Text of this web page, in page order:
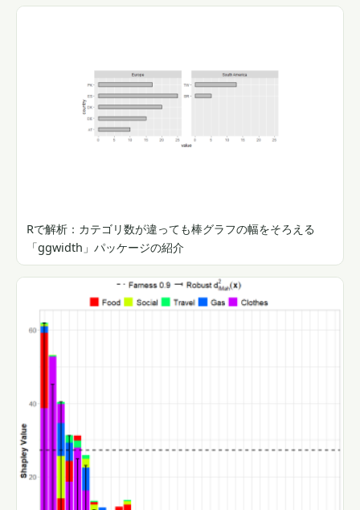
Rで解析：カテゴリ数が違っても棒グラフの幅をそろえる
「ggwidth」パッケージの紹介